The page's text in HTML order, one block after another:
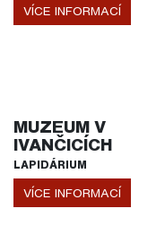
VÍCE INFORMACÍ
MUZEUM V
IVANČICÍCH
LAPIDÁRIUM
VÍCE INFORMACÍ